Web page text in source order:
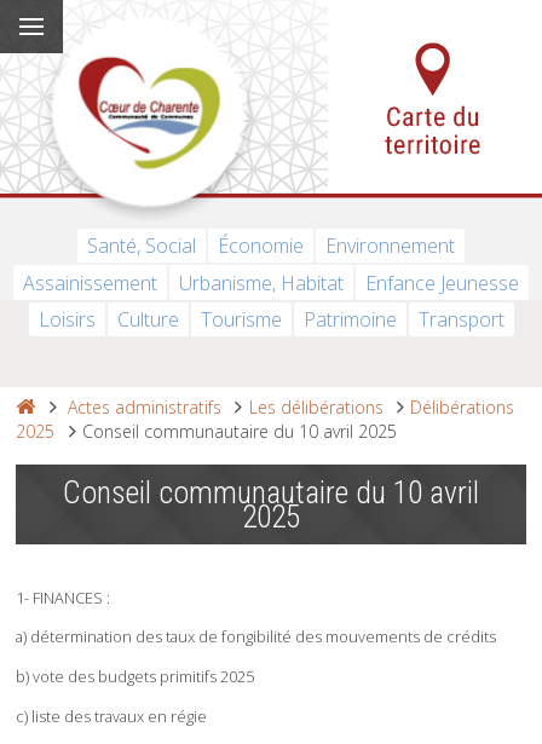
Santé, Social Économie
Environnement
Assainissement
Urbanisme, Habitat
Enfance Jeunesse
Loisirs
Culture Tourisme Patrimoine Transport
Actes administratifs Les délibérations
Délibérations
2025
Conseil communautaire du 10 avril 2025
Conseil communautaire du 10 avril
2025
1- FINANCES :
a) détermination des taux de fongibilité des mouvements de crédits
b) vote des budgets primitifs 2025
c) liste des travaux en régie